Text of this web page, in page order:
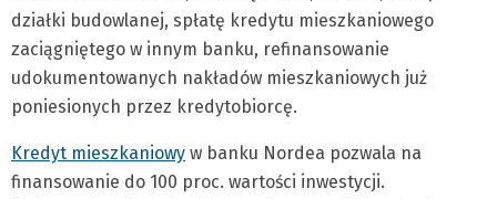
działki budowlanej, spłatę kredytu mieszkaniowego
zaciągniętego w innym banku, refinansowanie
udokumentowanych nakładów mieszkaniowych już
poniesionych przez kredytobiorcę.
Kredyt mieszkaniowy w banku Nordea pozwala na
finansowanie do 100 proc. wartości inwestycji.